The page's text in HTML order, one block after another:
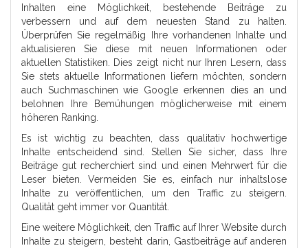
Inhalten eine Möglichkeit, bestehende Beiträge zu
verbessern und auf dem neuesten Stand zu halten.
Überprüfen Sie regelmäßig Ihre vorhandenen Inhalte und
aktualisieren Sie diese mit neuen Informationen oder
aktuellen Statistiken. Dies zeigt nicht nur Ihren Lesern, dass
Sie stets aktuelle Informationen liefern möchten, sondern
auch Suchmaschinen wie Google erkennen dies an und
belohnen Ihre Bemühungen möglicherweise mit einem
höheren Ranking.
Es ist wichtig zu beachten, dass qualitativ hochwertige
Inhalte entscheidend sind. Stellen Sie sicher, dass Ihre
Beiträge gut recherchiert sind und einen Mehrwert für die
Leser bieten. Vermeiden Sie es, einfach nur inhaltslose
Inhalte zu veröffentlichen, um den Traffic zu steigern.
Qualität geht immer vor Quantität.
Eine weitere Möglichkeit, den Traffic auf Ihrer Website durch
Inhalte zu steigern, besteht darin, Gastbeiträge auf anderen